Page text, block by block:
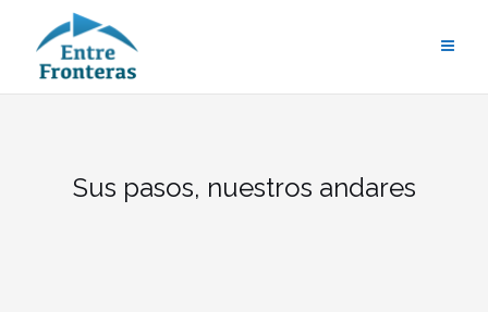
contenido
Sus pasos, nuestros andares